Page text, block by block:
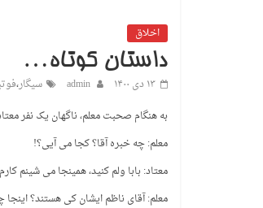
اخلاق
داستان کوتاه…
۱۳ دی ۱۴۰۰ admin سیگار،
به هنگام صحبت معلم، ناگهان یک نفر
معلم: چه خبره آقا؟ کجا می آیی؟!
معتاد: بابا ولم کنید، همینجا می شینم
معلم: آقای ناظم ایشان کی هستند؟ اینجا